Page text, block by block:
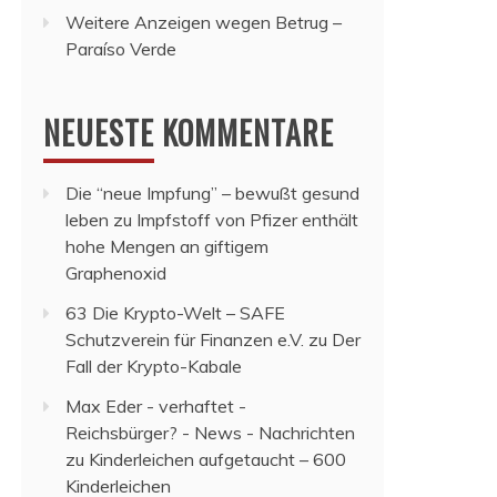
Weitere Anzeigen wegen Betrug –
Paraíso Verde
NEUESTE KOMMENTARE
Die “neue Impfung” – bewußt gesund
leben zu Impfstoff von Pfizer enthält
hohe Mengen an giftigem
Graphenoxid
63 Die Krypto-Welt – SAFE
Schutzverein für Finanzen e.V. zu Der
Fall der Krypto-Kabale
Max Eder - verhaftet -
Reichsbürger? - News - Nachrichten
zu Kinderleichen aufgetaucht – 600
Kinderleichen